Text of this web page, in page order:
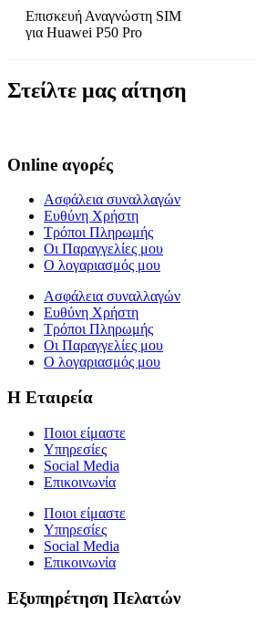
Επισκευή Αναγνώστη SIM
για Huawei P50 Pro
Στείλτε μας αίτηση
Online αγορές
Ασφάλεια συναλλαγών
Ευθύνη Χρήστη
Τρόποι Πληρωμής
Οι Παραγγελίες μου
Ο λογαριασμός μου
Ασφάλεια συναλλαγών
Ευθύνη Χρήστη
Τρόποι Πληρωμής
Οι Παραγγελίες μου
Ο λογαριασμός μου
Η Εταιρεία
Ποιοι είμαστε
Υπηρεσίες
Social Media
Επικοινωνία
Ποιοι είμαστε
Υπηρεσίες
Social Media
Επικοινωνία
Εξυπηρέτηση Πελατών